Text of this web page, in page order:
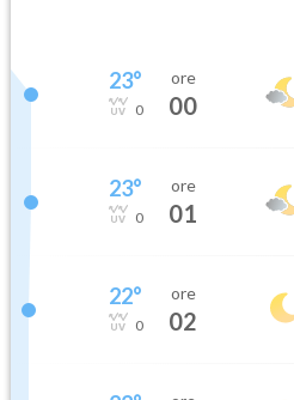
23°
0
ore
00
23°
0
ore
01
22°
0
ore
02